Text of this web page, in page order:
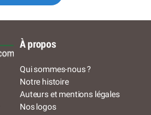
À propos
Qui sommes-nous ?
Notre histoire
Auteurs et mentions légales
Nos logos